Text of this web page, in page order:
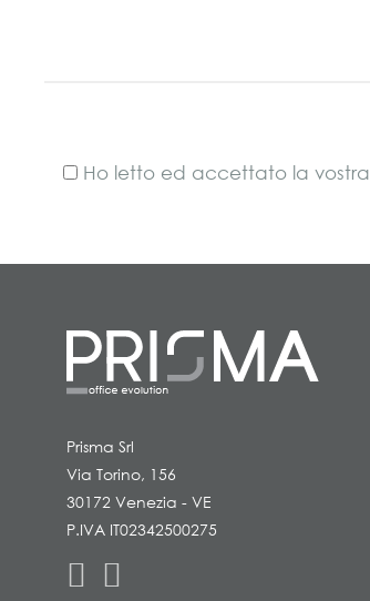
Ho letto ed accettato la vostra
Prisma Srl
Via Torino, 156
30172 Venezia - VE
P.IVA IT02342500275